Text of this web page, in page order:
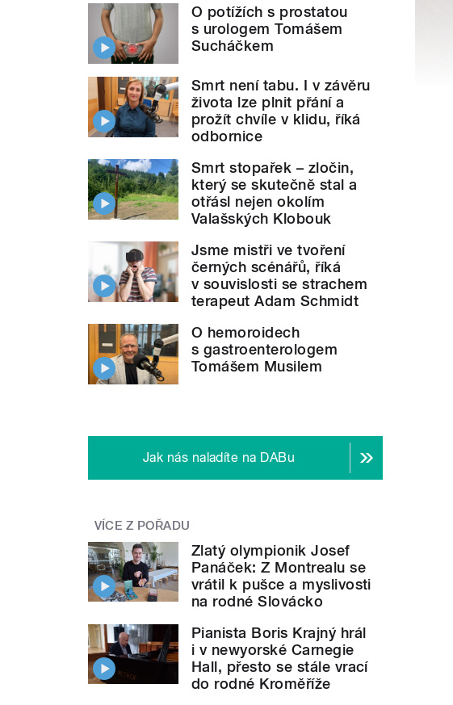
O potížích s prostatou
s urologem Tomášem
Sucháčkem
Smrt není tabu. I v závěru
života lze plnit přání a
prožít chvíle v klidu, říká
odbornice
Smrt stopařek – zločin,
který se skutečně stal a
otřásl nejen okolím
Valašských Klobouk
Jsme mistři ve tvoření
černých scénářů, říká
v souvislosti se strachem
terapeut Adam Schmidt
O hemoroidech
s gastroenterologem
Tomášem Musilem
Jak nás naladíte na DABu
VÍCE Z POŘADU
Zlatý olympionik Josef
Panáček: Z Montrealu se
vrátil k pušce a myslivosti
na rodné Slovácko
Pianista Boris Krajný hrál
i v newyorské Carnegie
Hall, přesto se stále vrací
do rodné Kroměříže